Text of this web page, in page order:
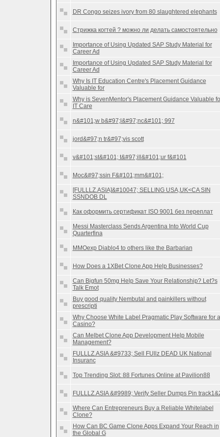
DR Congo seizes ivory from 80 slaughtered elephants
Стрижка когтей ? можно ли делать самостоятельно
Importance of Using Updated SAP Study Material for
Career Ad
Importance of Using Updated SAP Study Material for
Career Ad
Why Is IT Education Centre's Placement Guidance
Valuable for
Why is SevenMentor's Placement Guidance Valuable
IT Care
n&#101;w b&#97;l&#97;nc&#101; 997
jord&#97;n tr&#97;vis scott
v&#101;st&#101; t&#97;ill&#101;ur f&#101
Moc&#97;ssin F&#101;mm&#101;
[FULLLZ.ASIA]&#10047; SELLING USA,UK<CA SIN
SSNDOB DL
Как оформить сертификат ISO 9001 без переплат
Messi Masterclass Sends Argentina Into World Cup
Quarterfina
MMOexp Diablo4 to others like the Barbarian
How Does a 1XBet Clone App Help Businesses?
Can Bigfun 50mg Help Save Your Relationship? Let?s
Talk Emot
Buy good quality Nembutal and painkillers without
prescripti
Why Choose White Label Pragmatic Play Software for a
Casino?
Can Melbet Clone App Development Help Mobile
Management?
FULLLZ.ASIA &#9733; Sell FUllz DEAD UK National
Insuranc
Top Trending Slot: 88 Fortunes Online at Pavilion88
FULLLZ.ASIA &#9989; Verify Seller Dumps Pin
Where Can Entrepreneurs Buy a Reliable Whitelabel
Clone?
How Can BC Game Clone Apps Expand Your Reach in
the Global G